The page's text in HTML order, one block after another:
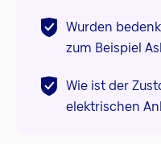
Wurden
zum Beispiel
Wie ist der
elektrischen